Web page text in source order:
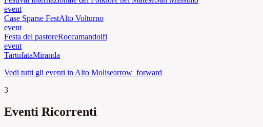
event
Case Sparse FestAlto Volturno
event
Festa del pastoreRoccamandolfi
event
TartufataMiranda
Vedi tutti gli eventi in Alto Molisearrow_forward
3
Eventi Ricorrenti